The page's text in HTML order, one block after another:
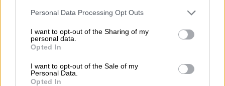
Please note that this website/app uses one or more Google
not limited to your visit or usage behaviour. You may click to
grant or deny consent to Google and its third-party tags to
use your data for below specified purposes in below Google
consent section.
Personal Data Processing Opt Outs
I want to opt-out of the Sharing of my
personal data.
Opted In
I want to opt-out of the Sale of my
Personal Data.
Opted In
κατάργηση της πανεπιστημιακής αστυνομίας
είναι ομόνος δρόμοςγια να μπορέσει η
ακαδημαϊκή κοινότητα της πόλης να
δημοκρατικούς όρους».